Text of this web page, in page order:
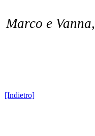
Marco e
[Indietro]